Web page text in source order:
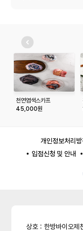
천연염색스카프
45,000원
개인정보처리방
입점신청 및 안내
상호 : 한방바이오제